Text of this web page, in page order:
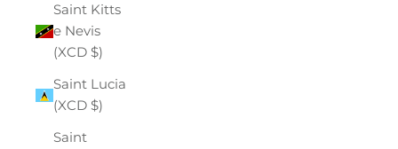
Saint Kitts
e Nevis
(XCD $)
Saint Lucia
(XCD $)
Saint